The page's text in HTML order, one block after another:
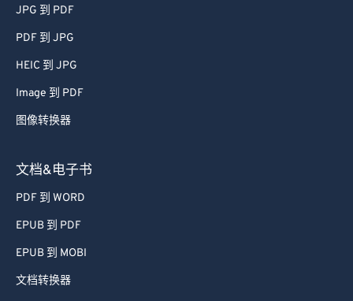
JPG 到 PDF
PDF 到 JPG
HEIC 到 JPG
Image 到 PDF
图像转换器
文档&电子书
PDF 到 WORD
EPUB 到 PDF
EPUB 到 MOBI
文档转换器